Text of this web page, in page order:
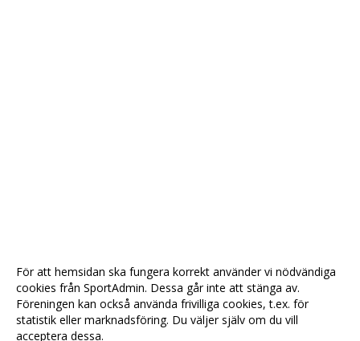
För att hemsidan ska fungera korrekt använder vi nödvändiga
cookies från SportAdmin. Dessa går inte att stänga av.
Föreningen kan också använda frivilliga cookies, t.ex. för
statistik eller marknadsföring. Du väljer själv om du vill
acceptera dessa.